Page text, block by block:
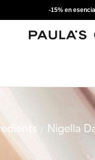
-15% en
Nigella